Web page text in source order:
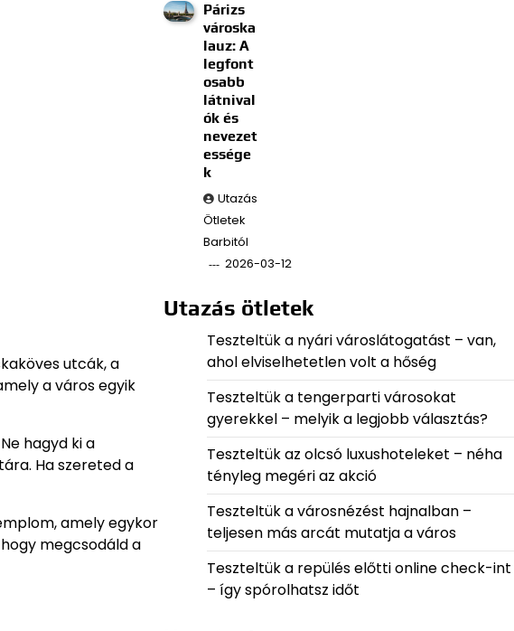
utcák, a
a város egyik
hagyd ki a
Ha szereted a
amely egykor
megcsodáld a
Párizs
városka
lauz: A
legfont
osabb
látnival
ók és
nevezet
essége
k
Utazás
Ötletek
Barbitól
2026-03-12
Utazás ötletek
Teszteltük a nyári városlátogatást – van,
ahol elviselhetetlen volt a hőség
Teszteltük a tengerparti városokat
gyerekkel – melyik a legjobb választás?
Teszteltük az olcsó luxushoteleket – néha
tényleg megéri az akció
Teszteltük a városnézést hajnalban –
teljesen más arcát mutatja a város
Teszteltük a repülés előtti online check-int
– így spórolhatsz időt